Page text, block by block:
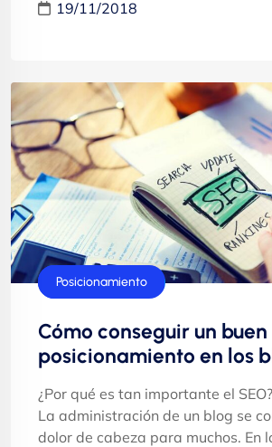
19/11/2018
Marketing
Posicionamiento
Cómo conseguir un buen
posicionamiento en los
¿Por qué es tan importante el SEO?
La administración de un blog se
dolor de cabeza para muchos. En